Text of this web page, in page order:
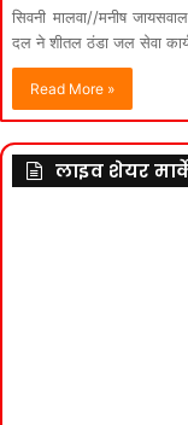
सिवनी मालवा//मनीष
दल ने शीतल ठंडा जल सेवा
Read More »
लाइव शेयर